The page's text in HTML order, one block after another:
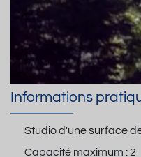
Informations
Studio d'une surface
Capacité maximum :2